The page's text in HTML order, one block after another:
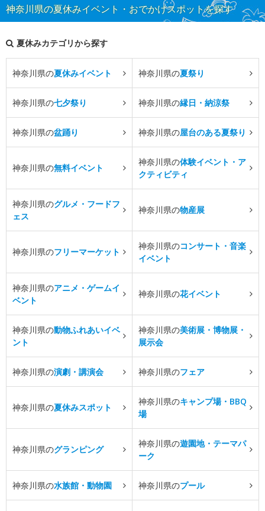
神奈川県の夏休みイベント・おでかけスポットを探す
夏休みカテゴリから探す
神奈川県の夏休みイベント 神奈川県の夏祭り
神奈川県の七夕祭り 神奈川県の縁日・納涼祭
神奈川県の盆踊り 神奈川県の屋台のある夏祭り
神奈川県の無料イベント
神奈川県の体験イベント・ア
クティビティ
神奈川県のグルメ・フードフ
ェス
神奈川県の物産展
神奈川県のフリーマーケット
神奈川県のコンサート・音楽
イベント
神奈川県のアニメ・ゲームイ
ベント
神奈川県の花イベント
神奈川県の動物ふれあいイベ
ント
神奈川県の美術展・博物展・
展示会
神奈川県の演劇・講演会 神奈川県のフェア
神奈川県の夏休みスポット
神奈川県のキャンプ場・BBQ
場
神奈川県のグランピング
神奈川県の遊園地・テーマパ
ーク
神奈川県の水族館・動物園 神奈川県のプール